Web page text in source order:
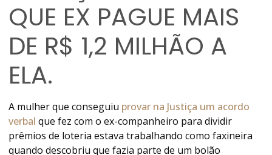
QUE EX PAGUE MAIS
DE R$ 1,2 MILHÃO A
ELA.
A mulher que conseguiu provar na Justiça um acordo
verbal que fez com o ex-companheiro para dividir
prêmios de loteria estava trabalhando como faxineira
quando descobriu que fazia parte de um bolão